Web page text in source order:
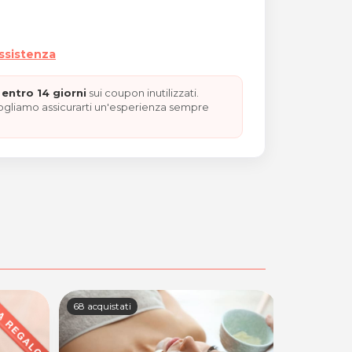
14 giorni sui coupon inutilizzati.
assicurarti un'esperienza sempre
68 acquistati